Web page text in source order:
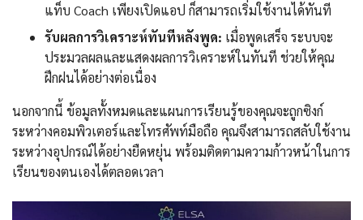
แท็บ Coach เพียงเปิดแอป ก็สามารถเริ่มใช้งานได้ทันที
รับผลการวิเคราะห์ทันทีหลังพูด: เมื่อพูดเสร็จ ระบบจะ
ประมวลผลและแสดงผลการวิเคราะห์ในทันที ช่วยให้คุณ
ฝึกฝนได้อย่างต่อเนื่อง
นอกจากนี้ ข้อมูลทั้งหมดและแผนการเรียนรู้ของคุณจะถูกซิงก์
ระหว่างคอมพิวเตอร์และโทรศัพท์มือถือ คุณจึงสามารถสลับใช้งาน
ระหว่างอุปกรณ์ได้อย่างยืดหยุ่น พร้อมติดตามความก้าวหน้าในการ
เรียนของตนเองได้ตลอดเวลา